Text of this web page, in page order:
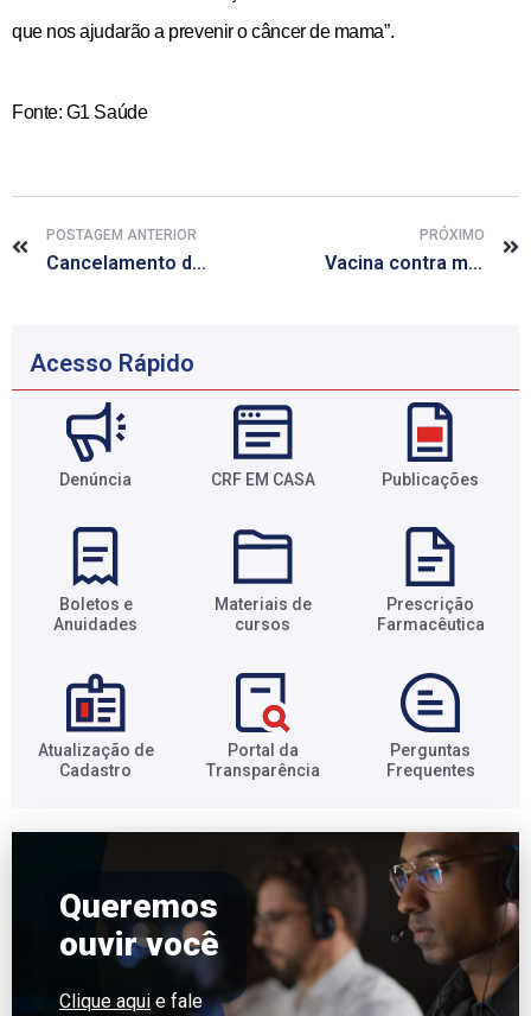
que nos ajudarão a prevenir o câncer de mama”.
Fonte: G1 Saúde
POSTAGEM ANTERIOR
Cancelamento do Curso!
PRÓXIMO
Vacina contra malária pode chegar ao mercado a partir de 2015
Acesso Rápido
Denúncia CRF EM CASA Publicações
Boletos e
Anuidades​
Materiais de
cursos​
Prescrição
Farmacêutica​
Atualização de
Cadastro​
Portal da
Transparência​
Perguntas
Frequentes​
Queremos
ouvir você
Clique aqui e fale